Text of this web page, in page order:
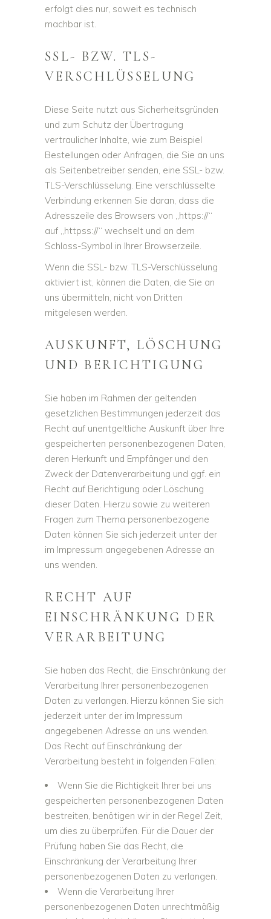
erfolgt dies nur, soweit es technisch
machbar ist.
SSL- BZW. TLS-
VERSCHLÜSSELUNG
Diese Seite nutzt aus Sicherheitsgründen
und zum Schutz der Übertragung
vertraulicher Inhalte, wie zum Beispiel
Bestellungen oder Anfragen, die Sie an uns
als Seitenbetreiber senden, eine SSL- bzw.
TLS-Verschlüsselung. Eine verschlüsselte
Verbindung erkennen Sie daran, dass die
Adresszeile des Browsers von „https://“
auf „httpss://“ wechselt und an dem
Schloss-Symbol in Ihrer Browserzeile.
Wenn die SSL- bzw. TLS-Verschlüsselung
aktiviert ist, können die Daten, die Sie an
uns übermitteln, nicht von Dritten
mitgelesen werden.
AUSKUNFT, LÖSCHUNG
UND BERICHTIGUNG
Sie haben im Rahmen der geltenden
gesetzlichen Bestimmungen jederzeit das
Recht auf unentgeltliche Auskunft über Ihre
gespeicherten personenbezogenen Daten,
deren Herkunft und Empfänger und den
Zweck der Datenverarbeitung und ggf. ein
Recht auf Berichtigung oder Löschung
dieser Daten. Hierzu sowie zu weiteren
Fragen zum Thema personenbezogene
Daten können Sie sich jederzeit unter der
im Impressum angegebenen Adresse an
uns wenden.
RECHT AUF
EINSCHRÄNKUNG DER
VERARBEITUNG
Sie haben das Recht, die Einschränkung der
Verarbeitung Ihrer personenbezogenen
Daten zu verlangen. Hierzu können Sie sich
jederzeit unter der im Impressum
angegebenen Adresse an uns wenden.
Das Recht auf Einschränkung der
Verarbeitung besteht in folgenden Fällen:
Wenn Sie die Richtigkeit Ihrer bei uns
gespeicherten personenbezogenen Daten
bestreiten, benötigen wir in der Regel Zeit,
um dies zu überprüfen. Für die Dauer der
Prüfung haben Sie das Recht, die
Einschränkung der Verarbeitung Ihrer
personenbezogenen Daten zu verlangen.
Wenn die Verarbeitung Ihrer
personenbezogenen Daten unrechtmäßig